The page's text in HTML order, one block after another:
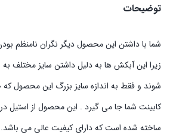
توضیحات
شما با داشتن این محصول دیگر نگران نامنظم
زیرا این آبکش ها به دلیل داشتن سایز مختلف
کابینت شما جا می گیرد . این محصول از
ساخته شده است که دارای کیفیت عالی می باشد.